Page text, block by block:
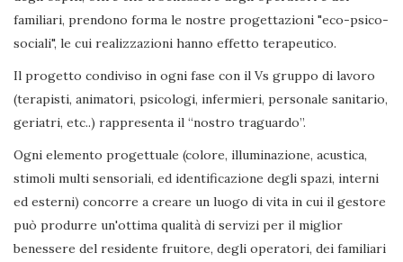
familiari, prendono forma le nostre progettazioni "eco-psico-
sociali", le cui realizzazioni hanno effetto terapeutico.
Il progetto condiviso in ogni fase con il Vs gruppo di lavoro
(terapisti, animatori, psicologi, infermieri, personale sanitario,
geriatri, etc..) rappresenta il “nostro traguardo”.
Ogni elemento progettuale (colore, illuminazione, acustica,
stimoli multi sensoriali, ed identificazione degli spazi, interni
ed esterni) concorre a creare un luogo di vita in cui il gestore
può produrre un'ottima qualità di servizi per il miglior
benessere del residente fruitore, degli operatori, dei familiari